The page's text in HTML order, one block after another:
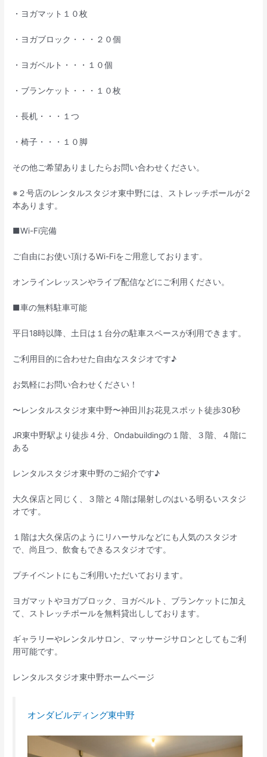
・ヨガマット１０枚
・ヨガブロック・・・２０個
・ヨガベルト・・・１０個
・ブランケット・・・１０枚
・長机・・・１つ
・椅子・・・１０脚
その他ご希望ありましたらお問い合わせください。
※２号店のレンタルスタジオ東中野には、ストレッチポールが２
本あります。
■Wi-Fi完備
ご自由にお使い頂けるWi-Fiをご用意しております。
オンラインレッスンやライブ配信などにご利用ください。
■車の無料駐車可能
平日18時以降、土日は１台分の駐車スペースが利用できます。
ご利用目的に合わせた自由なスタジオです♪
お気軽にお問い合わせください！
〜レンタルスタジオ東中野〜神田川お花見スポット徒歩30秒
JR東中野駅より徒歩４分、Ondabuildingの１階、３階、４階に
ある
レンタルスタジオ東中野のご紹介です♪
大久保店と同じく、３階と４階は陽射しのはいる明るいスタジ
オです。
１階は大久保店のようにリハーサルなどにも人気のスタジオ
で、尚且つ、飲食もできるスタジオです。
プチイベントにもご利用いただいております。
ヨガマットやヨガブロック、ヨガベルト、ブランケットに加え
て、ストレッチポールを無料貸出ししております。
ギャラリーやレンタルサロン、マッサージサロンとしてもご利
用可能です。
レンタルスタジオ東中野ホームページ
オンダビルディング東中野